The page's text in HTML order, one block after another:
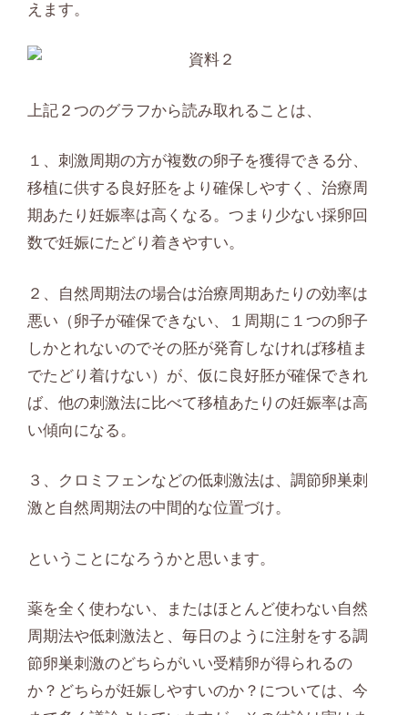
えます。
上記２つのグラフから読み取れることは、
１、刺激周期の方が複数の卵子を獲得できる分、
移植に供する良好胚をより確保しやすく、治療周
期あたり妊娠率は高くなる。つまり少ない採卵回
数で妊娠にたどり着きやすい。
２、自然周期法の場合は治療周期あたりの効率は
悪い（卵子が確保できない、１周期に１つの卵子
しかとれないのでその胚が発育しなければ移植ま
でたどり着けない）が、仮に良好胚が確保できれ
ば、他の刺激法に比べて移植あたりの妊娠率は高
い傾向になる。
３、クロミフェンなどの低刺激法は、調節卵巣刺
激と自然周期法の中間的な位置づけ。
ということになろうかと思います。
薬を全く使わない、またはほとんど使わない自然
周期法や低刺激法と、毎日のように注射をする調
節卵巣刺激のどちらがいい受精卵が得られるの
か？どちらが妊娠しやすいのか？については、今